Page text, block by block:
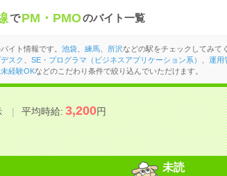
で PM・PMOのバイト一覧
イト情報です。 池袋、 練馬、 所沢などの駅をチェックしてみて
スク
SE・プログラマ（ビジネスアプリケーション系） 運用
経験OKなどのこだわり条件で絞り込んでいただけます。
平均時給:3,200円
未読